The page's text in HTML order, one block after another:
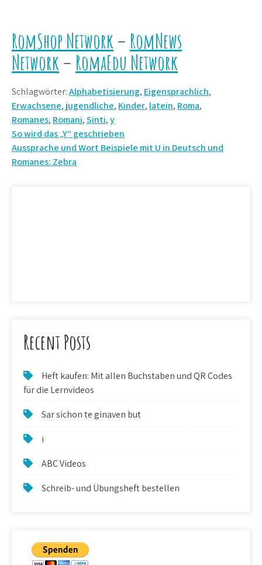
RomShop Network – RomNews
Network – RomaEdu Network
Schlagwörter:Alphabetisierung, Eigensprachlich,
Erwachsene, jugendliche, Kinder, latein, Roma,
Romanes, Romani,Sinti,y
Beitrags-
Navigation
So wird das „Y“ geschrieben
Aussprache und Wort Beispiele mit U in Deutsch und
Romanes: Zebra
Recent Posts
Heft kaufen: Mit allen Buchstaben und QR Codes
für die Lernvideos
Sar sichon te ginaven but
i
ABC Videos
Schreib- und Übungsheft bestellen